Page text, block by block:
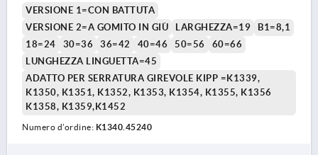
VERSIONE 1=CON BATTUTA
VERSIONE 2=A GOMITO IN GIÙ
LARGHEZZA=19
B1=8,1
18=24
30=36 36=42 40=46 50=56
60=66
LUNGHEZZA LINGUETTA=45
ADATTO PER SERRATURA GIREVOLE KIPP =K1339,
K1350, K1351, K1352, K1353, K1354, K1355, K1356
K1358, K1359,K1452
Numero d’ordine: K1340.45240